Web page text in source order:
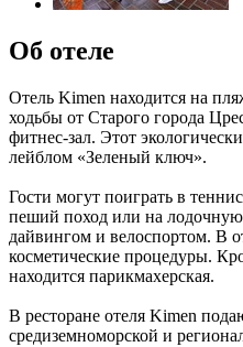
Об отеле
Отель Kimen находится на
ходьбы от Старого города
фитнес-зал. Этот
лейблом «Зеленый ключ».
Гости могут поиграть в
пеший поход или на лодочную
дайвингом и велоспортом. В
косметические процедуры.
находится парикмахерская.
В ресторане отеля Kimen
средиземноморской и